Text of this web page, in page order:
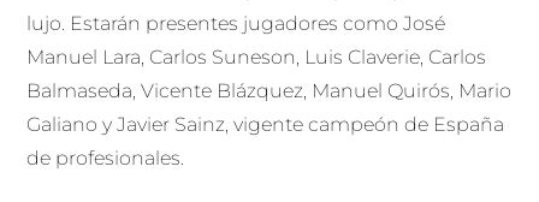
lujo. Estarán presentes jugadores como José
Manuel Lara, Carlos Suneson, Luis Claverie, Carlos
Balmaseda, Vicente Blázquez, Manuel Quirós, Mario
Galiano y Javier Sainz, vigente campeón de España
de profesionales.